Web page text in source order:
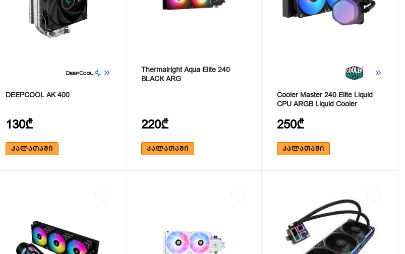
DEEPCOOL AK 400
130₾
ᲙᲐᲚᲐᲗᲐᲨᲘ
Thermalright Aqua Elite 240
BLACK ARG
220₾
ᲙᲐᲚᲐᲗᲐᲨᲘ
Cooler Master 240 Elite Liquid
CPU ARGB Liquid Cooler
250₾
ᲙᲐᲚᲐᲗᲐᲨᲘ